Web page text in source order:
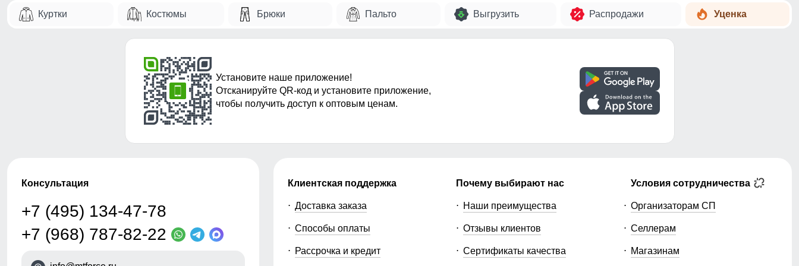
Куртки Костюмы Брюки Пальто Выгрузить Распродажи Уценка
Установите наше приложение!
Отсканируйте QR-код и установите приложение,
чтобы получить доступ к оптовым ценам.
Консультация
+7 (495) 134-47-78
+7 (968) 787-82-22
Клиентская поддержка
Доставка заказа
Способы оплаты
Рассрочка и кредит
Почему выбирают нас
Наши преимущества
Отзывы клиентов
Сертификаты качества
Условия сотрудничества
Организаторам СП
Селлерам
Магазинам